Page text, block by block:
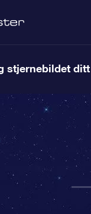
stjernebildet ditt